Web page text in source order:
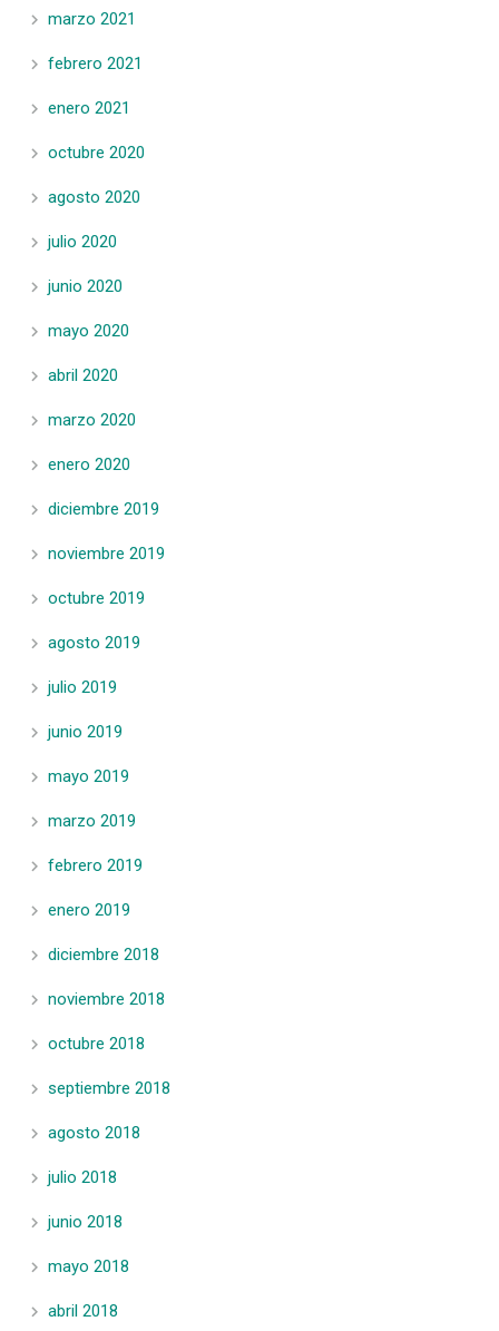
marzo 2021
febrero 2021
enero 2021
octubre 2020
agosto 2020
julio 2020
junio 2020
mayo 2020
abril 2020
marzo 2020
enero 2020
diciembre 2019
noviembre 2019
octubre 2019
agosto 2019
julio 2019
junio 2019
mayo 2019
marzo 2019
febrero 2019
enero 2019
diciembre 2018
noviembre 2018
octubre 2018
septiembre 2018
agosto 2018
julio 2018
junio 2018
mayo 2018
abril 2018